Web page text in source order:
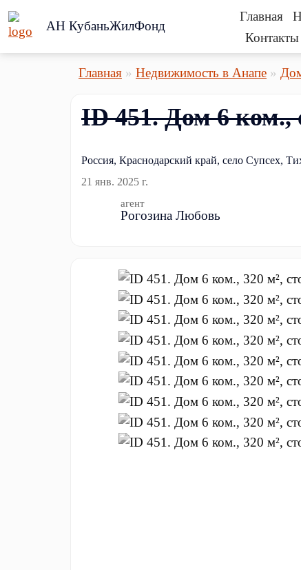
АН КубаньЖилФонд
Главная
Контакты
Главная Недвижимость в Анапе
ID 451. Дом 6 ком.,
Россия, Краснодарский край, село Супсех,
21 янв. 2025 г.
агент
Рогозина Любовь